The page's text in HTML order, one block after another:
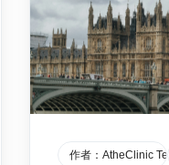
作者：AtheClinic